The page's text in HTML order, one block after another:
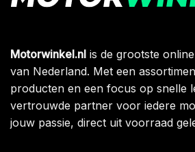
Motorwinkel.nl is de grootste
van Nederland. Met een
producten en een focus op snelle
vertrouwde partner voor iedere
jouw passie, direct uit voorraad